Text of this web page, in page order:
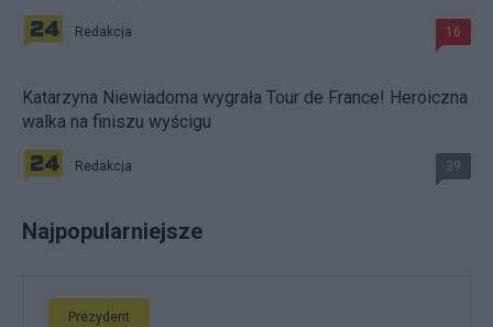
Redakcja 16
Katarzyna Niewiadoma wygrała Tour de France! Heroiczna
walka na finiszu wyścigu
Redakcja 39
Najpopularniejsze
Prezydent